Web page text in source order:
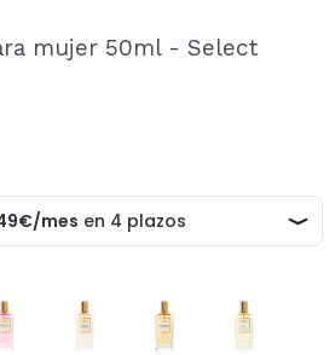
Maquillalia.com podrás realizar
revisar el estado de tus
mujer 50ml - Select